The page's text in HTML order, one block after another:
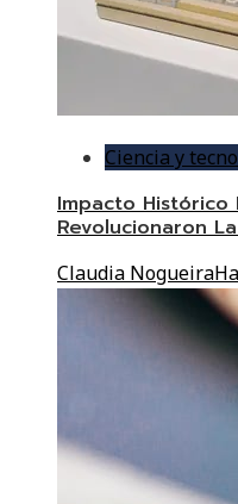
Ciencia y
Impacto Histórico
Revolucionaron
Claudia Nogueira